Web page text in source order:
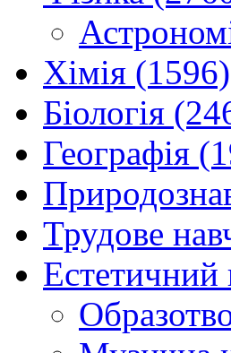
Хімія (1596)
Біологія
Географія
Трудове